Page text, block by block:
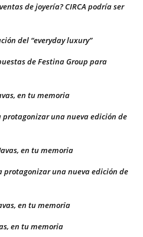
de joyería? CIRCA podría ser
del “everyday luxury”
de Festina Group para
en tu memoria
protagonizar una nueva edición de
en tu memoria
protagonizar una nueva edición de
en tu memoria
en tu memoria